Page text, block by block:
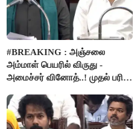
#BREAKING : அஞ்சலை
அம்மாள் பெயரில் விருது -
அமைச்சர் வினோத்..! முதல் பரிசு